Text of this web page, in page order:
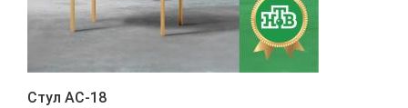
Стул АС-18